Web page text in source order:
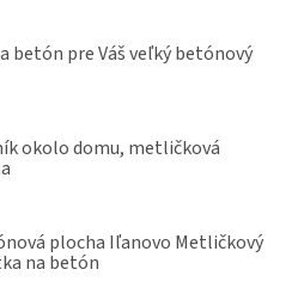
betón pre Váš veľký betónový
okolo domu, metličková
plocha Iľanovo Metličkový
na betón